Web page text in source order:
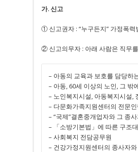
가. 신고
① 신고권자 : “누구든지” 가정폭
② 신고의무자 : 아래 사람은 직무
– 아동의 교육과 보호를 담당하
– 아동, 60세 이상의 노인, 그
– 노인복지시설, 아동복지시설,
– 다문화가족지원센터의 전문
– “국제”결혼중개업자와 그 종
– 「소방기본법」에 따른 구조
– 사회복지 전담공무원
– 건강가정지원센터의 종사자